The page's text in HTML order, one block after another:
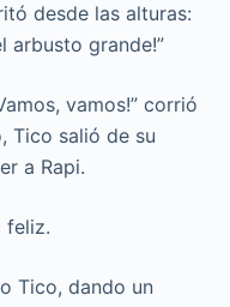
desde las alturas:
arbusto grande!”
vamos!” corrió
Tico salió de su
a Rapi.
feliz.
Tico, dando un